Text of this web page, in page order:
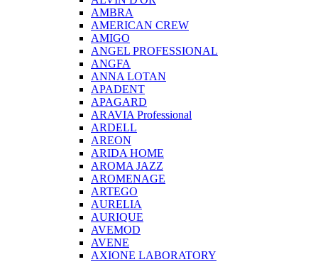
AMBRA
AMERICAN CREW
AMIGO
ANGEL PROFESSIONAL
ANGFA
ANNA LOTAN
APADENT
APAGARD
ARAVIA Professional
ARDELL
AREON
ARIDA HOME
AROMA JAZZ
AROMENAGE
ARTEGO
AURELIA
AURIQUE
AVEMOD
AVENE
AXIONE LABORATORY